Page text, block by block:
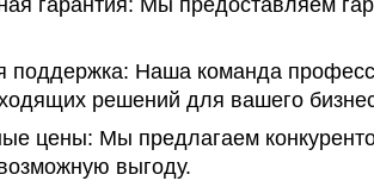
поддержка: Наша команда
решений для вашего
цены: Мы предлагаем
выгоду.